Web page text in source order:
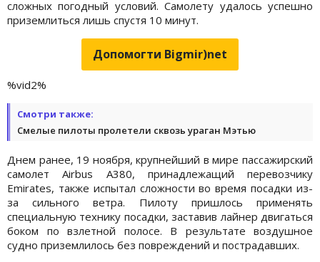
сложных погодный условий. Самолету удалось успешно
приземлиться лишь спустя 10 минут.
Допомогти Bigmir)net
%vid2%
Смотри также:
Смелые пилоты пролетели сквозь ураган Мэтью
Днем ранее, 19 ноября, крупнейший в мире пассажирский
самолет Airbus A380, принадлежащий перевозчику
Emirates, также испытал сложности во время посадки из-
за сильного ветра. Пилоту пришлось применять
специальную технику посадки, заставив лайнер двигаться
боком по взлетной полосе. В результате воздушное
судно приземлилось без повреждений и пострадавших.